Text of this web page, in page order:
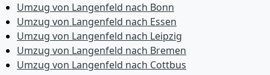
Umzug von Langenfeld nach Bonn
Umzug von Langenfeld nach Essen
Umzug von Langenfeld nach Leipzig
Umzug von Langenfeld nach Bremen
Umzug von Langenfeld nach Cottbus